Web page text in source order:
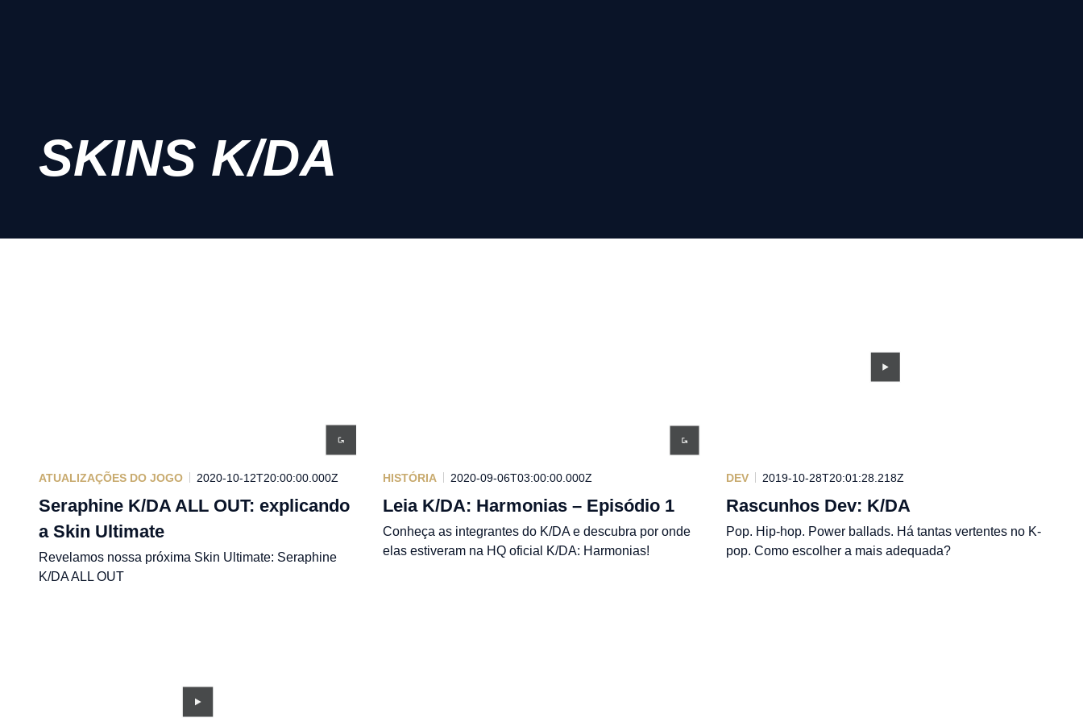
SKINS K/DA
ATUALIZAÇÕES DO JOGO 2020-10-12T20:00:00.000Z
Seraphine K/DA ALL OUT: explicando
a Skin Ultimate
Revelamos nossa próxima Skin Ultimate: Seraphine
K/DA ALL OUT
HISTÓRIA 2020-09-06T03:00:00.000Z
Leia K/DA: Harmonias – Episódio 1
Conheça as integrantes do K/DA e descubra por onde
elas estiveram na HQ oficial K/DA: Harmonias!
DEV 2019-10-28T20:01:28.218Z
Rascunhos Dev: K/DA
Pop. Hip-hop. Power ballads. Há tantas vertentes no K-
pop. Como escolher a mais adequada?